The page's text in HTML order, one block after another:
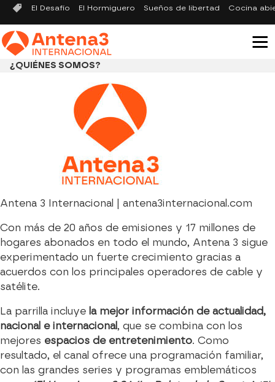
El Desafío El Hormiguero Sueños de libertad Cocina
¿QUIÉNES SOMOS?
Antena 3 Internacional | antena3internacional.com
Con más de 20 años de emisiones y 17 millones de
hogares abonados en todo el mundo, Antena 3 sigue
experimentado un fuerte crecimiento gracias a
acuerdos con los principales operadores de cable y
satélite.
La parrilla incluye la mejor información de actualidad,
nacional e internacional, que se combina con los
mejores espacios de entretenimiento. Como
resultado, el canal ofrece una programación familiar,
con las grandes series y programas emblemáticos